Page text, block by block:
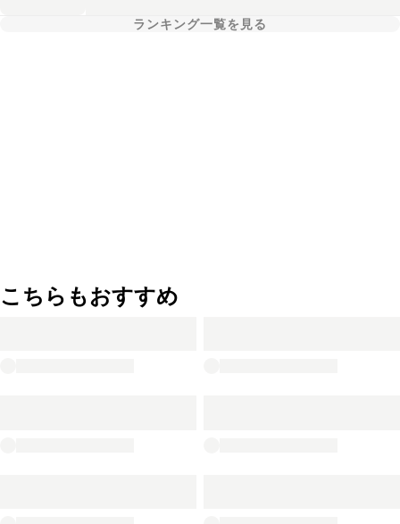
ランキング一覧を見る
こちらもおすすめ